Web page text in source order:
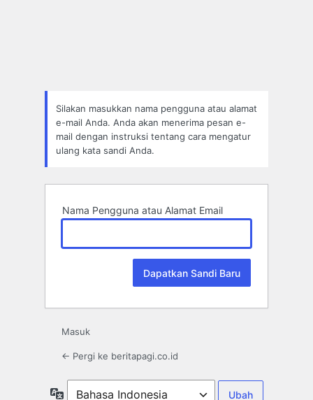
Silakan masukkan nama pengguna atau alamat
e-mail Anda. Anda akan menerima pesan e-
mail dengan instruksi tentang cara mengatur
ulang kata sandi Anda.
Nama Pengguna atau Alamat Email
Masuk
← Pergi ke beritapagi.co.id
Bahasa